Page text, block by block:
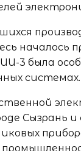
началось
3 была
системах.
Сызрань